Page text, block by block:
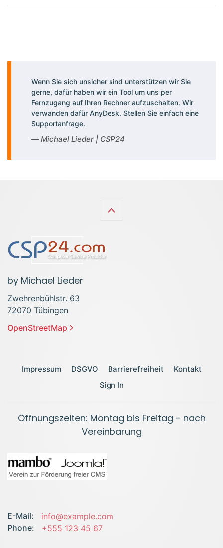
Wenn Sie sich unsicher sind unterstützen wir Sie
gerne, dafür haben wir ein Tool um uns per
Fernzugang auf Ihren Rechner aufzuschalten. Wir
verwanden dafür AnyDesk. Stellen Sie einfach eine
Supportanfrage.
Michael Lieder | CSP24
by Michael Lieder
Zwehrenbühlstr. 63
72070 Tübingen
OpenStreetMap
Impressum DSGVO Barrierefreiheit
Kontakt
Sign In
Öffnungszeiten: Montag bis Freitag - nach
Vereinbarung
E-Mail:
info@example.com
Phone:
+555 123 45 67